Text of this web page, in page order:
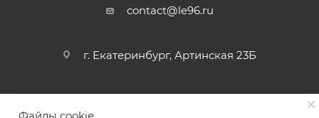
contact@le96.ru
г. Екатеринбург, Артинская 23Б